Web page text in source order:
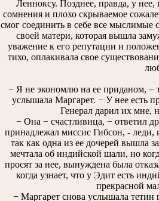
Ленноксу. Позднее, правда, у
сомнения и плохо скрываемое
смог соединить в себе все
своей матери, которая вышла
уважение к его репутации и
тихо, оплакивала свое
− Я не экономлю на ее приданом, −
услышала Маргарет. − У нее есть
Генерал дарил их мне,
− Она − счастливица, − ответил
принадлежал миссис Гибсон, - леди,
так как одна из ее дочерей вышла
мечтала об индийской шали, но
просят за нее, вынуждена была
когда узнает, что у Эдит есть
прекрасной
− Маргарет снова услышала тетин